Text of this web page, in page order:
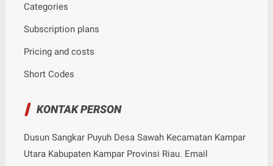
Categories
Subscription plans
Pricing and costs
Short Codes
KONTAK PERSON
Dusun Sangkar Puyuh Desa Sawah Kecamatan Kampar
Utara Kabupaten Kampar Provinsi Riau. Email